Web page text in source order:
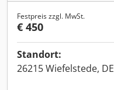
Festpreis zzgl. MwSt.
€ 450
Standort:
26215 Wiefelstede, DE